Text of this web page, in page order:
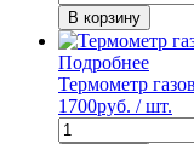
В корзину
Подробнее
Термометр
1700руб. / шт.